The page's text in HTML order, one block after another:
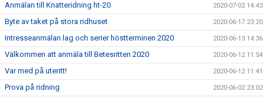
Anmälan till Knatteridning ht-20 2020-07-02 14:43
Byte av taket på stora ridhuset 2020-06-17 23:20
Intresseanmälan lag och serier höstterminen 2020 2020-06-13 14:36
Välkommen att anmäla till Betesritten 2020 2020-06-12 11:54
Var med på uteritt! 2020-06-12 11:41
Prova på ridning 2020-06-02 23:02